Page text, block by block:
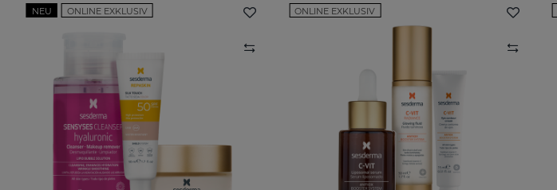
NEU ONLINE EXKLUSIV ONLINE EXKLUSIV